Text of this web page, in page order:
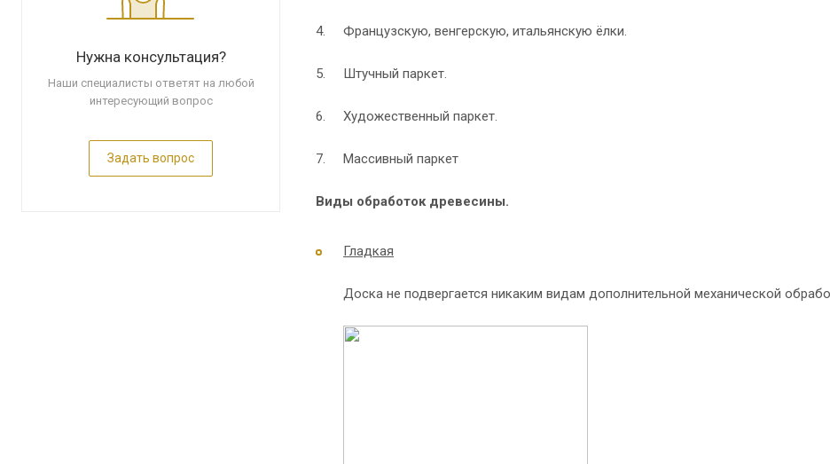
Нужна консультация?
Наши специалисты ответят на любой
интересующий вопрос
Задать вопрос
4. Французскую, венгерскую, итальянскую ёлки.
5. Штучный паркет.
6. Художественный паркет.
7. Массивный паркет
Виды обработок древесины.
Гладкая
Доска не подвергается никаким видам дополнительной механической